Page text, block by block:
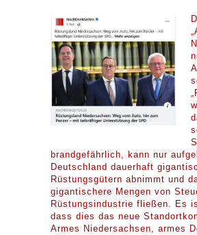
brandgefährlich, kann nur
Deutschland dauerhaft
Rüstungsgütern abnimmt und
gigantischere Mengen von
Rüstungsindustrie fließen. Es
dass dies das neue
Armes Niedersachsen, armes